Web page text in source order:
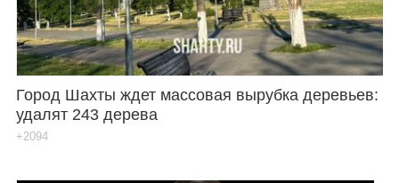
Город Шахты ждет массовая вырубка деревьев:
удалят 243 дерева
+2094